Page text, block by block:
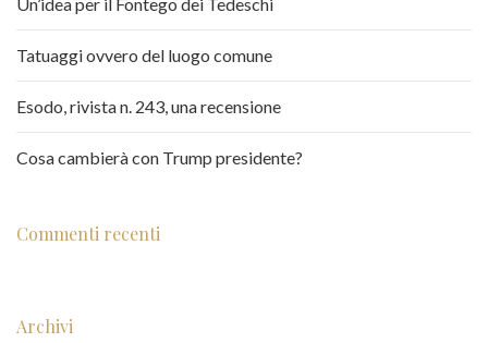
Un’idea per il Fontego dei Tedeschi
Tatuaggi ovvero del luogo comune
Esodo, rivista n. 243, una recensione
Cosa cambierà con Trump presidente?
Commenti recenti
Archivi